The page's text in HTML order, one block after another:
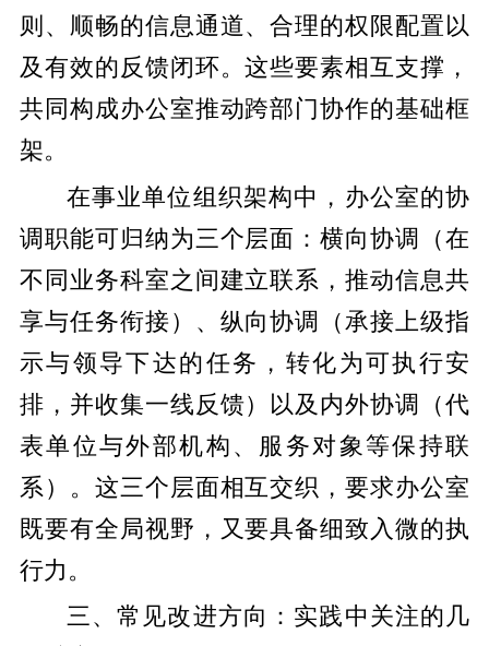
则、顺畅的信息通道、合理的权限配置以
及有效的反馈闭环。这些要素相互支撑，
共同构成办公室推动跨部门协作的基础框
架。
在事业单位组织架构中，办公室的协
调职能可归纳为三个层面：横向协调（在
不同业务科室之间建立联系，推动信息共
享与任务衔接）、纵向协调（承接上级指
示与领导下达的任务，转化为可执行安
排，并收集一线反馈）以及内外协调（代
表单位与外部机构、服务对象等保持联
系）。这三个层面相互交织，要求办公室
既要有全局视野，又要具备细致入微的执
行力。
三、常见改进方向：实践中关注的几